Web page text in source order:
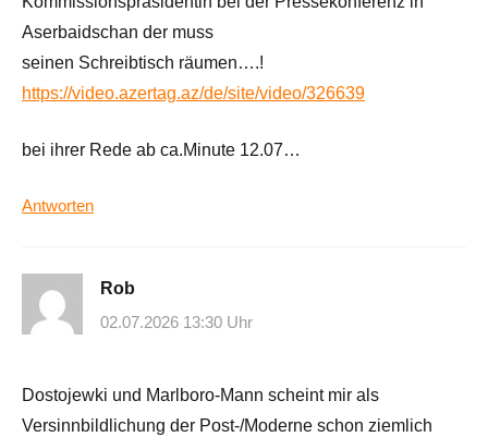
Aserbaidschan der muss
seinen Schreibtisch räumen….!
https://video.azertag.az/de/site/video/326639
bei ihrer Rede ab ca.Minute 12.07…
Antworten
Rob
02.07.2026 13:30 Uhr
Dostojewki und Marlboro-Mann scheint mir als
Versinnbildlichung der Post-/Moderne schon ziemlich